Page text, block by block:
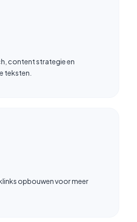
content strategie en
teksten.
opbouwen voor meer